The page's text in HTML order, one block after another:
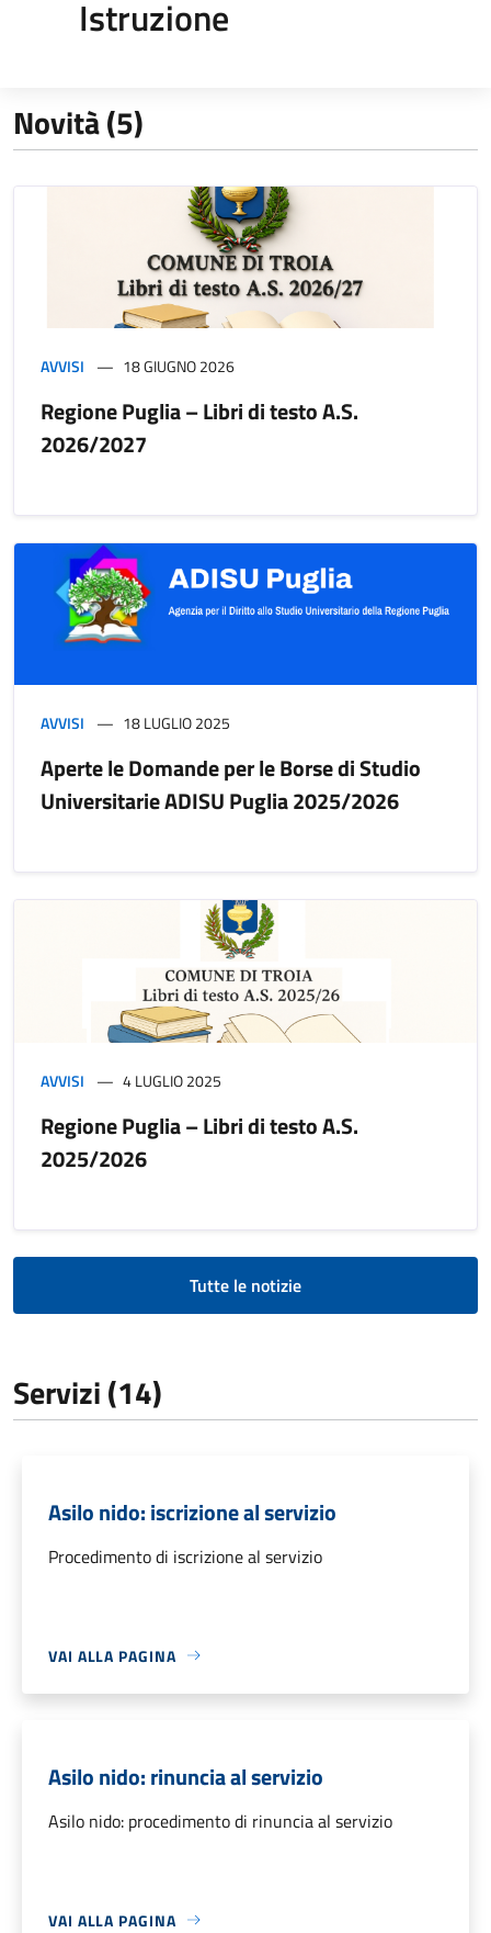
Istruzione
Novità (5)
AVVISI 18 GIUGNO 2026
Regione Puglia – Libri di testo A.S.
2026/2027
AVVISI 18 LUGLIO 2025
Aperte le Domande per le Borse di Studio
Universitarie ADISU Puglia 2025/2026
AVVISI 4 LUGLIO 2025
Regione Puglia – Libri di testo A.S.
2025/2026
Tutte le notizie
Servizi (14)
Asilo nido: iscrizione al servizio
Procedimento di iscrizione al servizio
VAI ALLA PAGINA
Asilo nido: rinuncia al servizio
Asilo nido: procedimento di rinuncia al servizio
VAI ALLA PAGINA